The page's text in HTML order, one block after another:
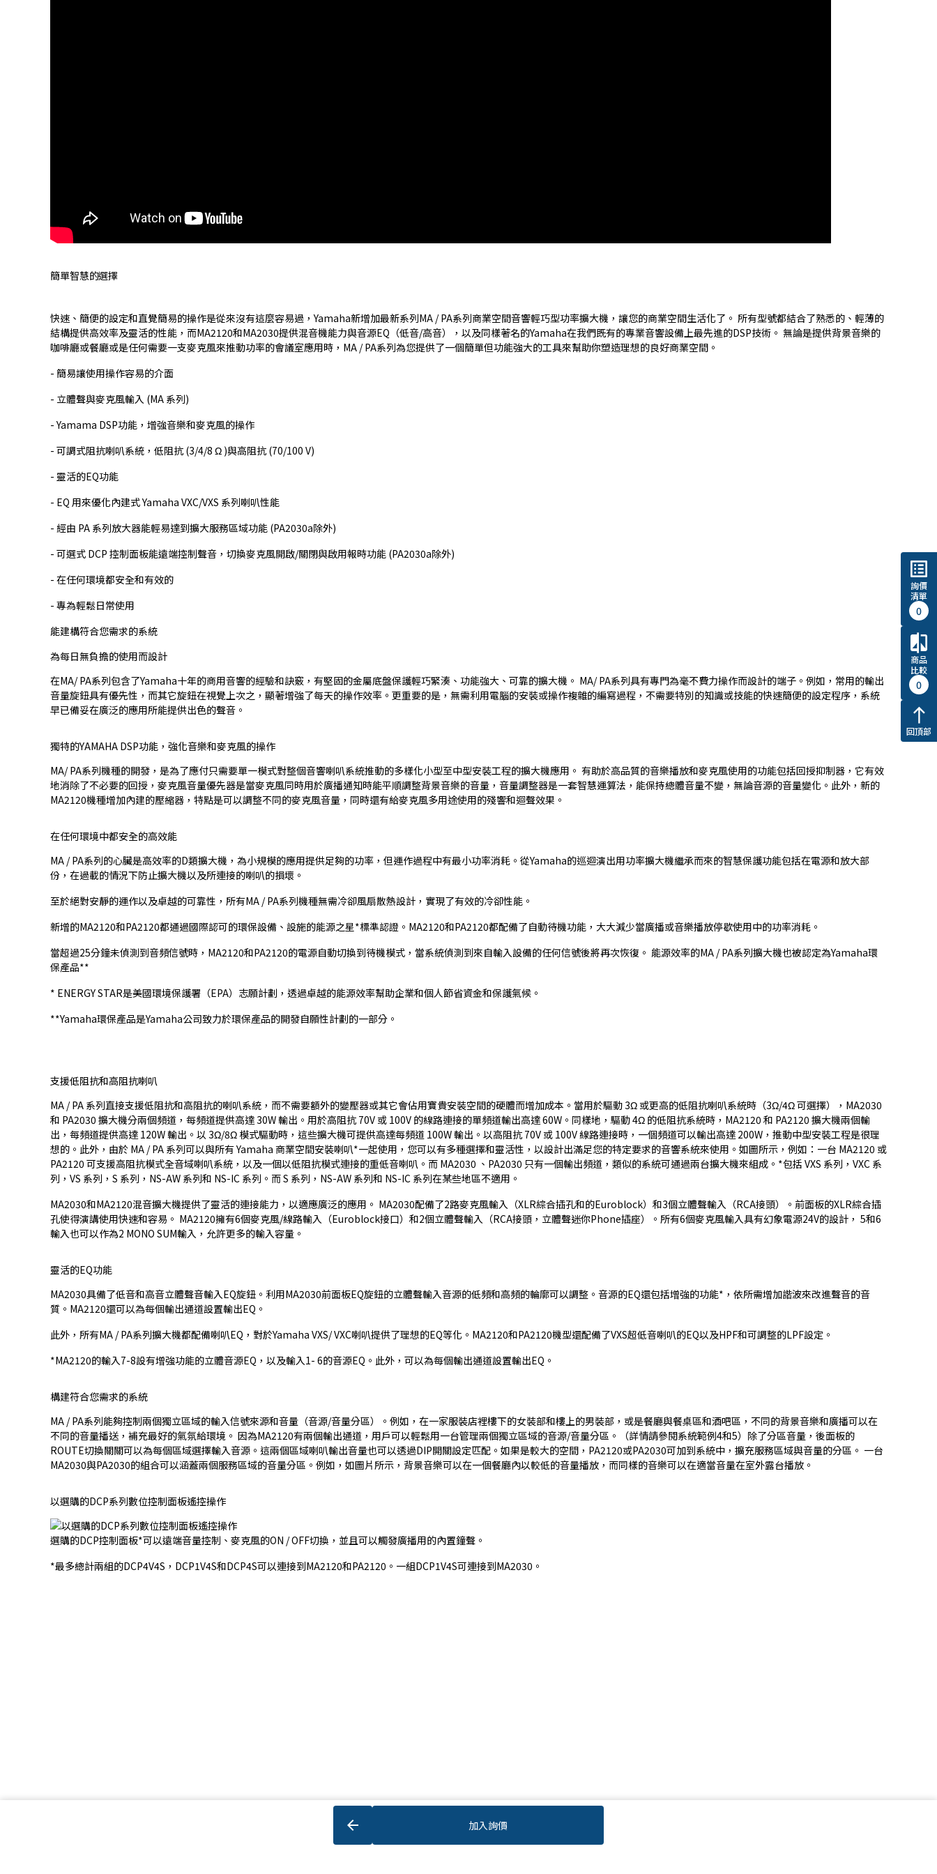
簡單智慧的選擇
快速、簡便的設定和直覺簡易的操作是從來沒有這麼容易過，Yamaha新增加最新系列MA / PA系列商業空間音響輕巧型功率擴大機，讓您的商業空間生活化了。 所有型號都結合了熟悉的、輕薄的
結構提供高效率及靈活的性能，而MA2120和MA2030提供混音機能力與音源EQ（低音/高音），以及同樣著名的Yamaha在我們既有的專業音響設備上最先進的DSP技術。 無論是提供背景音樂的
咖啡廳或餐廳或是任何需要一支麥克風來推動功率的會議室應用時，MA / PA系列為您提供了一個簡單但功能強大的工具來幫助你塑造理想的良好商業空間。
- 簡易讓使用操作容易的介面
- 立體聲與麥克風輸入 (MA 系列)
- Yamama DSP功能，增強音樂和麥克風的操作
- 可調式阻抗喇叭系統，低阻抗 (3/4/8 Ω )與高阻抗 (70/100 V)
- 靈活的EQ功能
- EQ 用來優化內建式 Yamaha VXC/VXS 系列喇叭性能
- 經由 PA 系列放大器能輕易達到擴大服務區域功能 (PA2030a除外)
- 可選式 DCP 控制面板能遠端控制聲音，切換麥克風開啟/關閉與啟用報時功能 (PA2030a除外)
- 在任何環境都安全和有效的
- 專為輕鬆日常使用
能建構符合您需求的系統
為每日無負擔的使用而設計
在MA/ PA系列包含了Yamaha十年的商用音響的經驗和訣竅，有堅固的金屬底盤保護輕巧緊湊、功能強大、可靠的擴大機。 MA/ PA系列具有專門為毫不費力操作而設計的端子。例如，常用的輸出
音量旋鈕具有優先性，而其它旋鈕在視覺上次之，顯著增強了每天的操作效率。更重要的是，無需利用電腦的安裝或操作複雜的編寫過程，不需要特別的知識或技能的快速簡便的設定程序，系統
早已備妥在廣泛的應用所能提供出色的聲音。
獨特的YAMAHA DSP功能，強化音樂和麥克風的操作
MA/ PA系列機種的開發，是為了應付只需要單一模式對整個音響喇叭系統推動的多樣化小型至中型安裝工程的擴大機應用。 有助於高品質的音樂播放和麥克風使用的功能包括回授抑制器，它有效
地消除了不必要的回授，麥克風音量優先器是當麥克風同時用於廣播通知時能平順調整背景音樂的音量，音量調整器是一套智慧運算法，能保持總體音量不變，無論音源的音量變化。此外，新的
MA2120機種增加內建的壓縮器，特點是可以調整不同的麥克風音量，同時還有給麥克風多用途使用的殘響和迴聲效果。
在任何環境中都安全的高效能
MA / PA系列的心臟是高效率的D類擴大機，為小規模的應用提供足夠的功率，但運作過程中有最小功率消耗。從Yamaha的巡迴演出用功率擴大機繼承而來的智慧保護功能包括在電源和放大部
份，在過載的情況下防止擴大機以及所連接的喇叭的損壞。
至於絕對安靜的運作以及卓越的可靠性，所有MA / PA系列機種無需冷卻風扇散熱設計，實現了有效的冷卻性能。
新增的MA2120和PA2120都通過國際認可的環保設備、設施的能源之星*標準認證。MA2120和PA2120都配備了自動待機功能，大大減少當廣播或音樂播放停歇使用中的功率消耗。
當超過25分鐘未偵測到音頻信號時，MA2120和PA2120的電源自動切換到待機模式，當系統偵測到來自輸入設備的任何信號後將再次恢復。 能源效率的MA / PA系列擴大機也被認定為Yamaha環
保產品**
* ENERGY STAR是美國環境保護署（EPA）志願計劃，透過卓越的能源效率幫助企業和個人節省資金和保護氣候。
**Yamaha環保產品是Yamaha公司致力於環保產品的開發自願性計劃的一部分。
支援低阻抗和高阻抗喇叭
MA / PA 系列直接支援低阻抗和高阻抗的喇叭系統，而不需要額外的變壓器或其它會佔用寶貴安裝空間的硬體而增加成本。當用於驅動 3Ω 或更高的低阻抗喇叭系統時（3Ω/4Ω 可選擇），MA2030
和 PA2030 擴大機分兩個頻道，每頻道提供高達 30W 輸出。用於高阻抗 70V 或 100V 的線路連接的單頻道輸出高達 60W。同樣地，驅動 4Ω 的低阻抗系統時，MA2120 和 PA2120 擴大機兩個輸
出，每頻道提供高達 120W 輸出。以 3Ω/8Ω 模式驅動時，這些擴大機可提供高達每頻道 100W 輸出。以高阻抗 70V 或 100V 線路連接時，一個頻道可以輸出高達 200W，推動中型安裝工程是很理
想的。此外，由於 MA / PA 系列可以與所有 Yamaha 商業空間安裝喇叭*一起使用，您可以有多種選擇和靈活性，以設計出滿足您的特定要求的音響系統來使用。如圖所示，例如：一台 MA2120 或
PA2120 可支援高阻抗模式全音域喇叭系統，以及一個以低阻抗模式連接的重低音喇叭。而 MA2030 、PA2030 只有一個輸出頻道，類似的系統可通過兩台擴大機來組成。*包括 VXS 系列，VXC 系
列，VS 系列，S 系列，NS-AW 系列和 NS-IC 系列。而 S 系列，NS-AW 系列和 NS-IC 系列在某些地區不適用。
MA2030和MA2120混音擴大機提供了靈活的連接能力，以適應廣泛的應用。 MA2030配備了2路麥克風輸入（XLR綜合插孔和的Euroblock）和3個立體聲輸入（RCA接頭）。前面板的XLR綜合插
孔使得演講使用快速和容易。 MA2120擁有6個麥克風/線路輸入（Euroblock接口）和2個立體聲輸入（RCA接頭，立體聲迷你Phone插座）。所有6個麥克風輸入具有幻象電源24V的設計， 5和6
輸入也可以作為2 MONO SUM輸入，允許更多的輸入容量。
靈活的EQ功能
MA2030具備了低音和高音立體聲音輸入EQ旋鈕。利用MA2030前面板EQ旋鈕的立體聲輸入音源的低頻和高頻的輪廓可以調整。音源的EQ還包括增強的功能*，依所需增加諧波來改進聲音的音
質。MA2120還可以為每個輸出通道設置輸出EQ。
此外，所有MA / PA系列擴大機都配備喇叭EQ，對於Yamaha VXS/ VXC喇叭提供了理想的EQ等化。MA2120和PA2120機型還配備了VXS超低音喇叭的EQ以及HPF和可調整的LPF設定。
*MA2120的輸入7-8設有增強功能的立體音源EQ，以及輸入1- 6的音源EQ。此外，可以為每個輸出通道設置輸出EQ。
構建符合您需求的系統
MA / PA系列能夠控制兩個獨立區域的輸入信號來源和音量（音源/音量分區）。例如，在一家服裝店裡樓下的女裝部和樓上的男裝部，或是餐廳與餐桌區和酒吧區，不同的背景音樂和廣播可以在
不同的音量播送，補充最好的氣氛給環境。 因為MA2120有兩個輸出通道，用戶可以輕鬆用一台管理兩個獨立區域的音源/音量分區。（詳情請參閱系統範例4和5）除了分區音量，後面板的
ROUTE切換關關可以為每個區域選擇輸入音源。這兩個區域喇叭輸出音量也可以透過DIP開關設定匹配。如果是較大的空間，PA2120或PA2030可加到系統中，擴充服務區域與音量的分區。 一台
MA2030與PA2030的組合可以涵蓋兩個服務區域的音量分區。例如，如圖片所示，背景音樂可以在一個餐廳內以較低的音量播放，而同樣的音樂可以在適當音量在室外露台播放。
以選購的DCP系列數位控制面板遙控操作
選購的DCP控制面板*可以遠端音量控制、麥克風的ON / OFF切換，並且可以觸發廣播用的內置鐘聲。
*最多總計兩組的DCP4V4S，DCP1V4S和DCP4S可以連接到MA2120和PA2120。一組DCP1V4S可連接到MA2030。
arrow_back 加入詢價
list_alt
詢價
清單
0
compare
商品
比較
0
north
回頂部